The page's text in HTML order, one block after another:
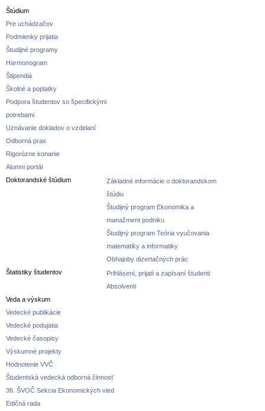
Štúdium
Pre uchádzačov
Podmienky prijatia
Študijné programy
Harmonogram
Štipendiá
Školné a poplatky
Podpora študentov so špecifickými
potrebami
Uznávanie dokladov o vzdelaní
Odborná prax
Rigorózne konanie
Alumni portál
Doktorandské štúdium
Základné informácie o doktorandskom
štúdiu
Študijný program Ekonomika a
manažment podniku
Študijný program Teória vyučovania
matematiky a informatiky
Obhajoby dizertačných prác
Štatistiky študentov
Prihlásení, prijatí a zapísaní študenti
Absolventi
Veda a výskum
Vedecké publikácie
Vedecké podujatia
Vedecké časopisy
Výskumné projekty
Hodnotenie VVČ
Študentská vedecká odborná činnosť
36. ŠVOČ Sekcia Ekonomických vied
Edičná rada